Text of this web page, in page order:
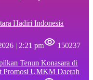
Hadiri Indonesia
| 2:21 pm
150237
Tenun Konasara di
Promosi UMKM Daerah